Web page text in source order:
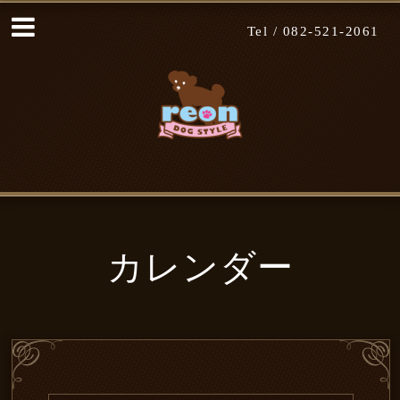
Tel / 082-521-2061
カレンダー